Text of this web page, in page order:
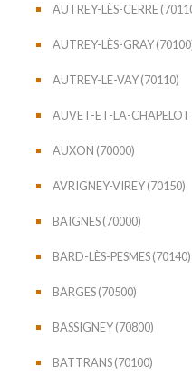
AUTREY-LÈS-CERRE
AUTREY-LÈS-GRAY
AUTREY-LE-VAY (70110)
AUVET-ET-LA-
AUXON (70000)
AVRIGNEY-VIREY (70150)
BAIGNES (70000)
BARD-LÈS-PESMES (70140)
BARGES (70500)
BASSIGNEY (70800)
BATTRANS (70100)